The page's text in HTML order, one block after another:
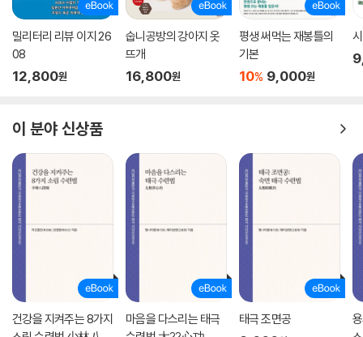
밀리터리 리뷰 이지 26
08
12,800원
숩니공방의 강아지 옷
뜨개
16,800원
평생 써먹는 재봉틀의
기본
10% 9,000원
이 분야 신상품
건강을 지켜주는 8가지
마음을 다스리는 태극
태극 조면공